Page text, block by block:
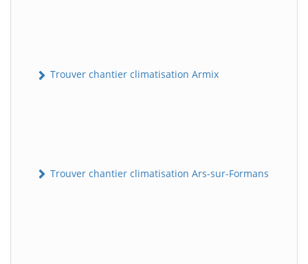
Trouver chantier climatisation Armix
Trouver chantier climatisation Ars-sur-Formans